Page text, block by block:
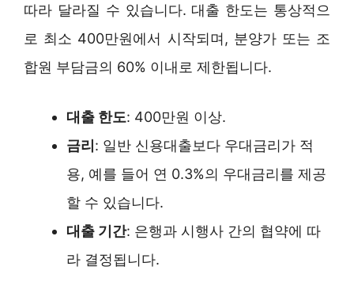
따라 달라질 수 있습니다. 대출 한도는 통상적으
로 최소 400만원에서 시작되며, 분양가 또는 조
합원 부담금의 60% 이내로 제한됩니다.
대출 한도: 400만원 이상.
금리: 일반 신용대출보다 우대금리가 적
용, 예를 들어 연 0.3%의 우대금리를 제공
할 수 있습니다.
대출 기간: 은행과 시행사 간의 협약에 따
라 결정됩니다.